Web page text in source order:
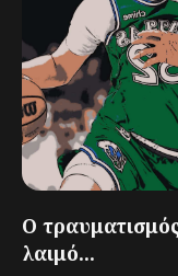
Ο
λαιμό...